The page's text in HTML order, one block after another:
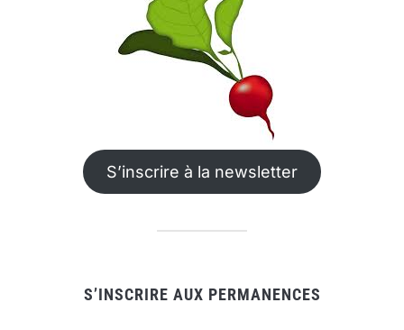
S’inscrire à la newsletter
S’INSCRIRE AUX PERMANENCES